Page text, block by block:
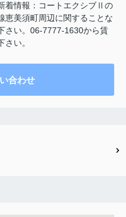
着情報：コートエクシブⅡの
恵美須町周辺に関することな
さい。06-7777-1630から賃
い。
合わせ